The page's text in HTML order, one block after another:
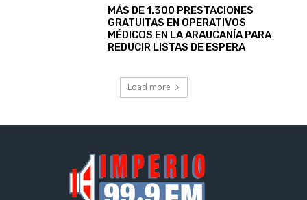
MÁS DE 1.300 PRESTACIONES
GRATUITAS EN OPERATIVOS
MÉDICOS EN LA ARAUCANÍA PARA
REDUCIR LISTAS DE ESPERA
Load more